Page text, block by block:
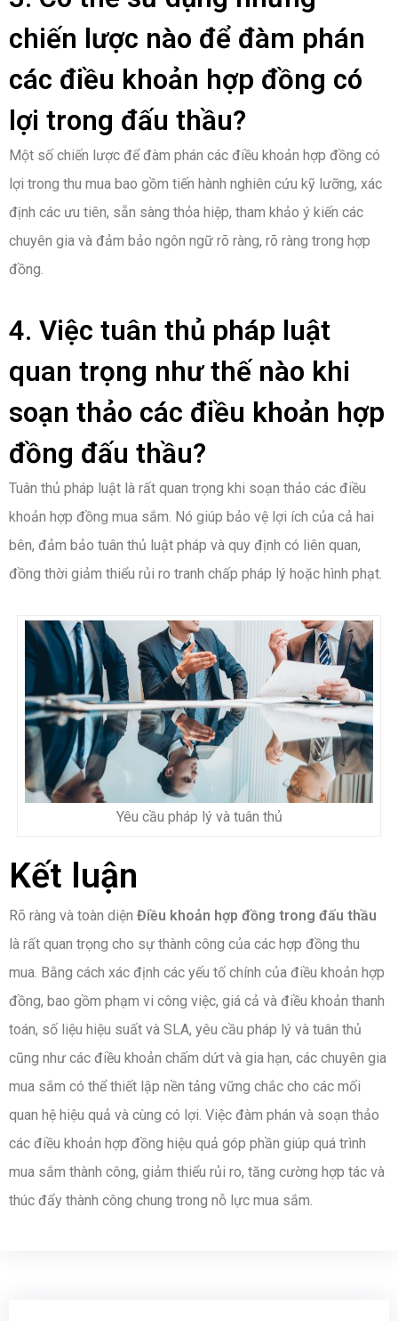
chiến lược nào để đàm phán
các điều khoản hợp đồng có
lợi trong đấu thầu?
Một số chiến lược để đàm phán các điều khoản hợp đồng có
lợi trong thu mua bao gồm tiến hành nghiên cứu kỹ lưỡng, xác
định các ưu tiên, sẵn sàng thỏa hiệp, tham khảo ý kiến các
chuyên gia và đảm bảo ngôn ngữ rõ ràng, rõ ràng trong hợp
đồng.
4. Việc tuân thủ pháp luật
quan trọng như thế nào khi
soạn thảo các điều khoản hợp
đồng đấu thầu?
Tuân thủ pháp luật là rất quan trọng khi soạn thảo các điều
khoản hợp đồng mua sắm. Nó giúp bảo vệ lợi ích của cả hai
bên, đảm bảo tuân thủ luật pháp và quy định có liên quan,
đồng thời giảm thiểu rủi ro tranh chấp pháp lý hoặc hình phạt.
Yêu cầu pháp lý và tuân thủ
Kết luận
Rõ ràng và toàn diện Điều khoản hợp đồng trong đấu thầu
là rất quan trọng cho sự thành công của các hợp đồng thu
mua. Bằng cách xác định các yếu tố chính của điều khoản hợp
đồng, bao gồm phạm vi công việc, giá cả và điều khoản thanh
toán, số liệu hiệu suất và SLA, yêu cầu pháp lý và tuân thủ
cũng như các điều khoản chấm dứt và gia hạn, các chuyên gia
mua sắm có thể thiết lập nền tảng vững chắc cho các mối
quan hệ hiệu quả và cùng có lợi. Việc đàm phán và soạn thảo
các điều khoản hợp đồng hiệu quả góp phần giúp quá trình
mua sắm thành công, giảm thiểu rủi ro, tăng cường hợp tác và
thúc đẩy thành công chung trong nỗ lực mua sắm.